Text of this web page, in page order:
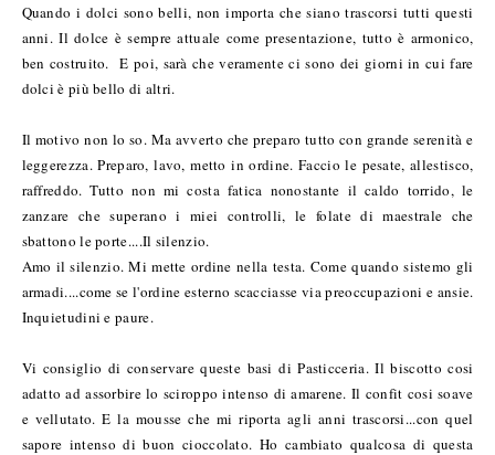
Quando i dolci sono belli, non importa che siano trascorsi tutti questi
anni. Il dolce è sempre attuale come presentazione, tutto è armonico,
ben costruito. E poi, sarà che veramente ci sono dei giorni in cui fare
dolci è più bello di altri.
Il motivo non lo so. Ma avverto che preparo tutto con grande serenità e
leggerezza. Preparo, lavo, metto in ordine. Faccio le pesate, allestisco,
raffreddo. Tutto non mi costa fatica nonostante il caldo torrido, le
zanzare che superano i miei controlli, le folate di maestrale che
sbattono le porte....Il silenzio.
Amo il silenzio. Mi mette ordine nella testa. Come quando sistemo gli
armadi....come se l'ordine esterno scacciasse via preoccupazioni e ansie.
Inquietudini e paure.
Vi consiglio di conservare queste basi di Pasticceria. Il biscotto cosi
adatto ad assorbire lo sciroppo intenso di amarene. Il confit cosi soave
e vellutato. E la mousse che mi riporta agli anni trascorsi...con quel
sapore intenso di buon cioccolato. Ho cambiato qualcosa di questa